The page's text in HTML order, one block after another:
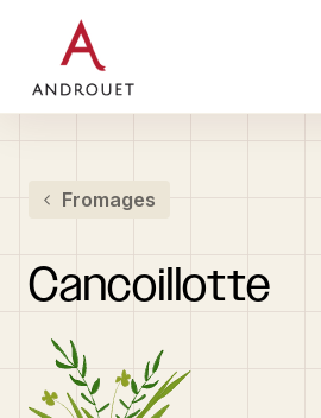
Rechercher un mot clé
Fromages
Cancoillotte